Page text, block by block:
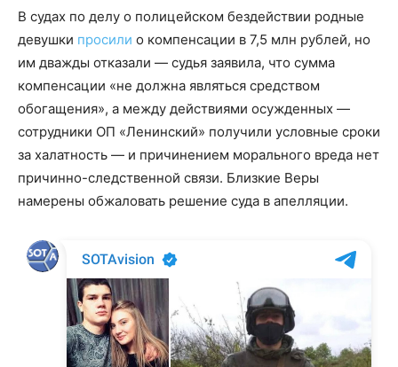
В судах по делу о полицейском бездействии родные
девушки просили о компенсации в 7,5 млн рублей, но
им дважды отказали — судья заявила, что сумма
компенсации «не должна являться средством
обогащения», а между действиями осужденных —
сотрудники ОП «Ленинский» получили условные сроки
за халатность — и причинением морального вреда нет
причинно-следственной связи. Близкие Веры
намерены обжаловать решение суда в апелляции.